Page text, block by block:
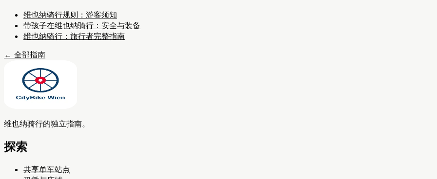
维也纳骑行规则：游客须知
带孩子在维也纳骑行：安全与装备
维也纳骑行：旅行者完整指南
← 全部指南
维也纳骑行的独立指南。
探索
共享单车站点